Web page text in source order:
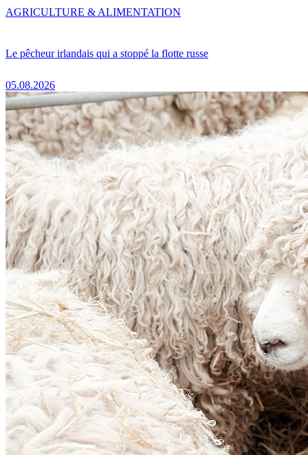
Le pêcheur irlandais qui a stoppé la flotte russe
05.08.2026
AGRICULTURE & ALIMENTATION